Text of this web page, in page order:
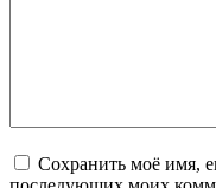
Сохранить моё имя,